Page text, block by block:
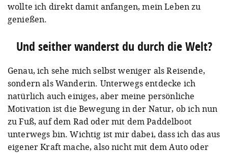
wollte ich direkt damit anfangen, mein Leben zu
genießen.
Und seither wanderst du durch die Welt?
Genau, ich sehe mich selbst weniger als Reisende,
sondern als Wanderin. Unterwegs entdecke ich
natürlich auch einiges, aber meine persönliche
Motivation ist die Bewegung in der Natur, ob ich nun
zu Fuß, auf dem Rad oder mit dem Paddelboot
unterwegs bin. Wichtig ist mir dabei, dass ich das aus
eigener Kraft mache, also nicht mit dem Auto oder